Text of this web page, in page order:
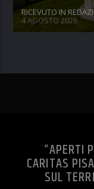
RICEVUTO IN
4 AGOSTO 2026
“APERTI
CARITAS
SUL